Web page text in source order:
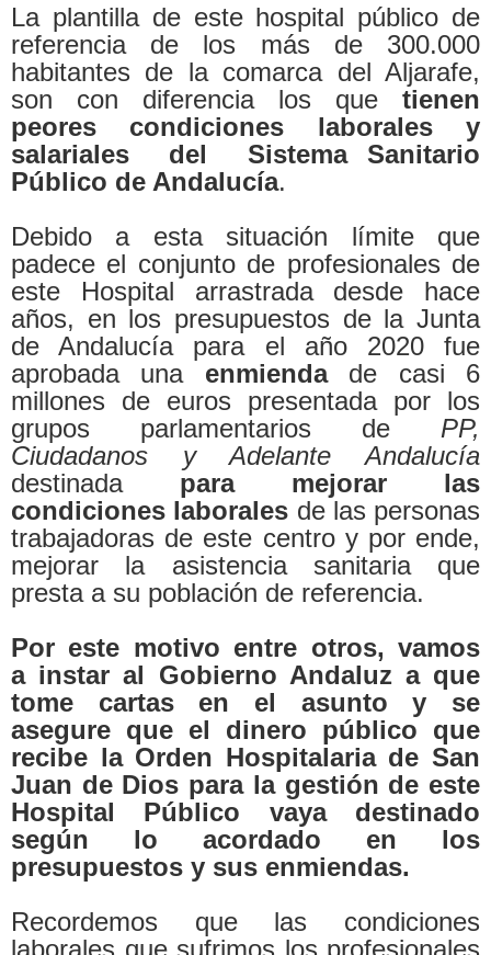
La plantilla de este hospital público de
referencia de los más de 300.000
habitantes de la comarca del Aljarafe,
son con diferencia los que tienen
peores condiciones laborales y
salariales del Sistema Sanitario
Público de Andalucía.
Debido a esta situación límite que
padece el conjunto de profesionales de
este Hospital arrastrada desde hace
años, en los presupuestos de la Junta
de Andalucía para el año 2020 fue
aprobada una enmiendade casi 6
millones de euros presentada por los
grupos parlamentarios de PP,
Ciudadanos y Adelante Andalucía
destinada para mejorar las
condiciones laborales de las personas
trabajadoras de este centro y por ende,
mejorar la asistencia sanitaria que
presta a su población de referencia.
Por este motivo entre otros, vamos
ainstar al Gobierno Andaluz a que
tome cartas en el asunto y se
asegure que el dinero público que
recibe la Orden Hospitalaria de San
Juan de Dios para la gestión de este
Hospital Público vaya destinado
según lo acordado en los
presupuestos y sus enmiendas.
Recordemos que las condiciones
laborales que sufrimos los profesionales